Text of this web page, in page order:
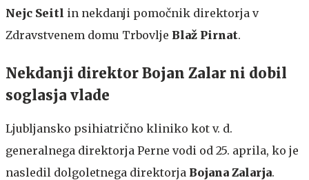
Nejc Seitl in nekdanji pomočnik direktorja v
Zdravstvenem domu Trbovlje Blaž Pirnat.
Nekdanji direktor Bojan Zalar ni dobil
soglasja vlade
Ljubljansko psihiatrično kliniko kot v. d.
generalnega direktorja Perne vodi od 25. aprila, ko je
nasledil dolgoletnega direktorja Bojana Zalarja.